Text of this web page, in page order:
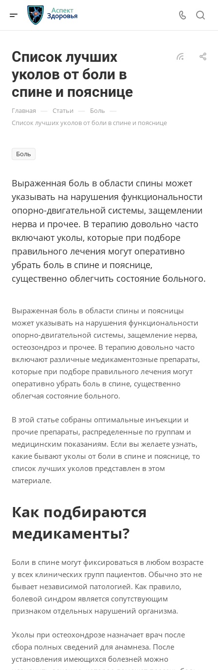
Список лучших
уколов от боли в
спине и пояснице
Главная — Статьи — Боль —
Список лучших уколов от боли в спине и пояснице
Боль
Выраженная боль в области спины может
указывать на нарушения функциональности
опорно-двигательной системы, защемлении
нерва и прочее. В терапию довольно часто
включают уколы, которые при подборе
правильного лечения могут оперативно
убрать боль в спине и пояснице,
существенно облегчить состояние больного.
Выраженная боль в области спины и поясницы
может указывать на нарушения функциональности
опорно-двигательной системы, защемление нерва,
остеозондроз и прочее. В терапию довольно часто
включают различные медикаментозные препараты,
которые при подборе правильного лечения могут
оперативно убрать боль в спине, существенно
облегчая состояние больного.
В этой статье собраны оптимальные инъекции и
прочие препараты, распределенные по группам и
медицинским показаниям. Если вы желаете узнать,
какие бывают уколы от боли в спине и пояснице, то
список лучших уколов представлен в этом
материале.
Как подбираются
медикаменты?
Боли в спине могут фиксироваться в любом возрасте
у всех клинических групп пациентов. Обычно это не
бывает независимой патологией. Как правило,
болевой синдром является сопутствующим
признаком отдельных нарушений организма.
Уколы при остеохондрозе назначает врач после
сбора полных сведений для анамнеза. После
установления имеющихся болезней можно